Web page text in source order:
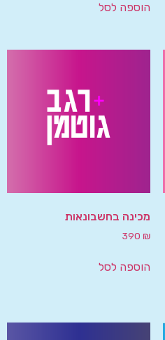
הוספה לסל
מכינה בחשבונאות
390 ₪
הוספה לסל